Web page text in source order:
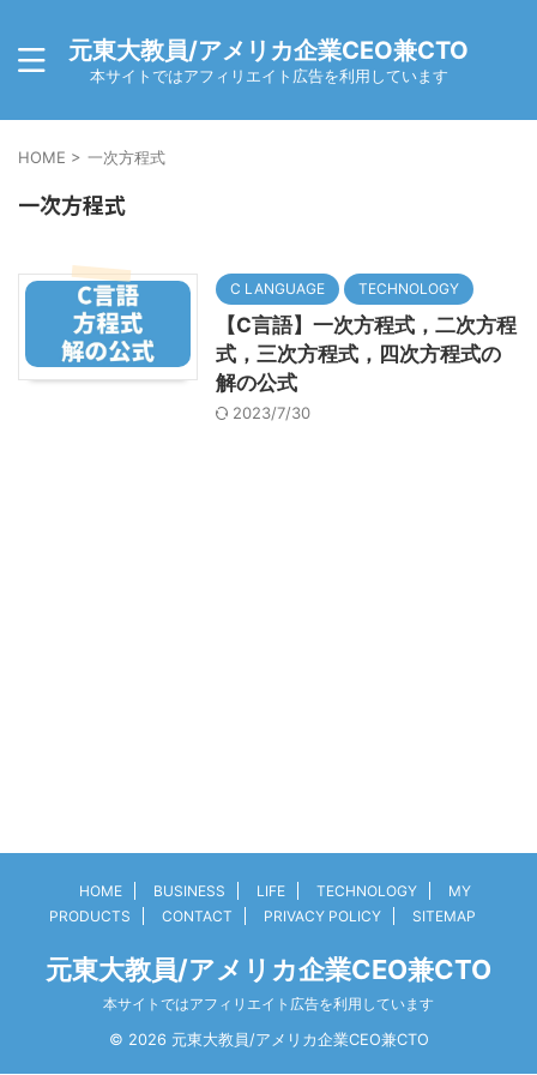
元東大教員/アメリカ企業CEO兼CTO
本サイトではアフィリエイト広告を利用しています
HOME > 一次方程式
一次方程式
C LANGUAGE TECHNOLOGY
【C言語】一次方程式，二次方程
式，三次方程式，四次方程式の
解の公式
2023/7/30
HOME BUSINESS LIFE TECHNOLOGY
MY
PRODUCTS
CONTACT PRIVACY POLICY SITEMAP
元東大教員/アメリカ企業CEO兼CTO
本サイトではアフィリエイト広告を利用しています
© 2026 元東大教員/アメリカ企業CEO兼CTO